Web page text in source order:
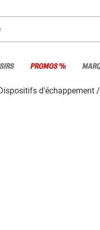
PROMOS %
d'échappement